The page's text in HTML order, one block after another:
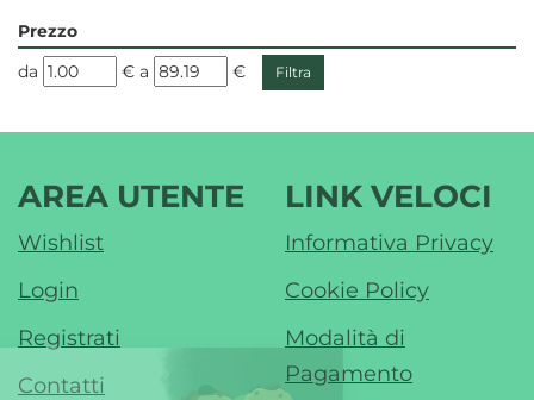
Prezzo
filtra
da € filtra
a €
AREA UTENTE
Wishlist
Login
Registrati
Contatti
LINK VELOCI
Informativa Privacy
Cookie Policy
Modalità di
Pagamento